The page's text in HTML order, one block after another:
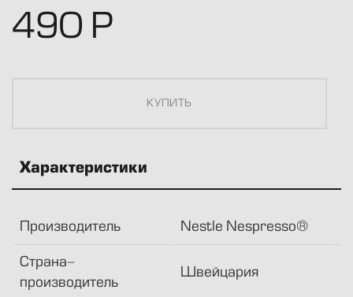
490 Р
Характеристики
Производитель Nestle Nespresso®
Страна-
производитель
Швейцария